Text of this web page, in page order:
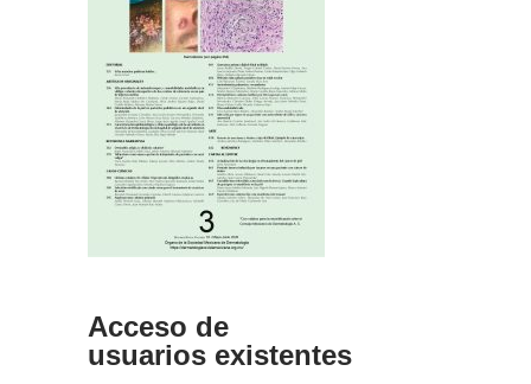
Acceso de
usuarios existentes